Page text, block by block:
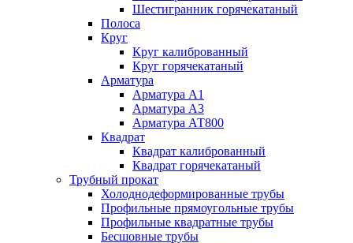
Шестигранник горячекатаный
Полоса
Круг
Круг калиброванный
Круг горячекатаный
Арматура
Арматура А1
Арматура А3
Арматура АТ800
Квадрат
Квадрат калиброванный
Квадрат горячекатаный
Трубный прокат
Холоднодеформированные трубы
Профильные прямоугольные трубы
Профильные квадратные трубы
Бесшовные трубы